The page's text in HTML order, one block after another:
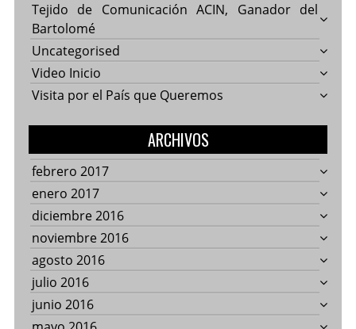
Tejido de Comunicación ACIN, Ganador del
Bartolomé
Uncategorised
Video Inicio
Visita por el País que Queremos
ARCHIVOS
febrero 2017
enero 2017
diciembre 2016
noviembre 2016
agosto 2016
julio 2016
junio 2016